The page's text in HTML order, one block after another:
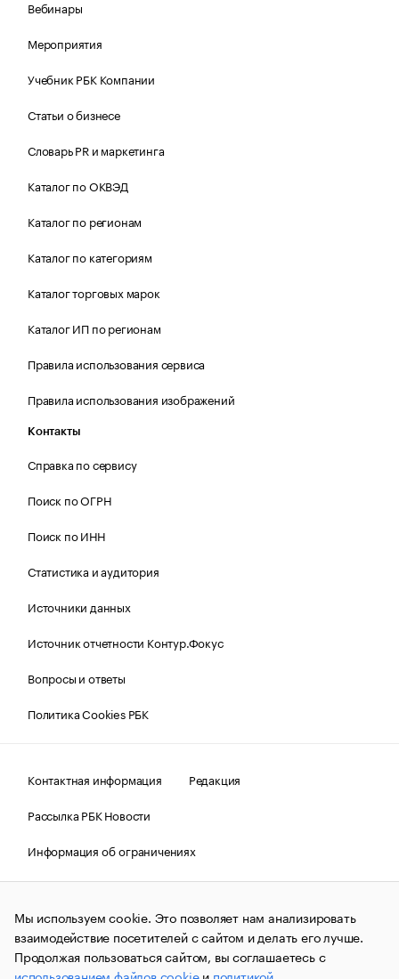
Вебинары
Мероприятия
Учебник РБК Компании
Статьи о бизнесе
Словарь PR и маркетинга
Каталог по ОКВЭД
Каталог по регионам
Каталог по категориям
Каталог торговых марок
Каталог ИП по регионам
Правила использования сервиса
Правила использования изображений
Контакты
Справка по сервису
Поиск по ОГРН
Поиск по ИНН
Статистика и аудитория
Источники данных
Источник отчетности Контур.Фокус
Вопросы и ответы
Политика Cookies РБК
Контактная информация
Редакция
Рассылка РБК Новости
Информация об ограничениях
Правовая информация
О соблюдении авторских прав
© АО «РОСБИЗНЕСКОНСАЛТИНГ»,1995–2026.Сообщения
и материалы информационного агентства «РБК»
(зарегистрировано Федеральной службой по надзору в сфере
связи, информационных технологий и массовых
Мы используем cookie. Это позволяет нам анализировать
взаимодействие посетителей с сайтом и делать его лучше.
Продолжая пользоваться сайтом, вы соглашаетесь с